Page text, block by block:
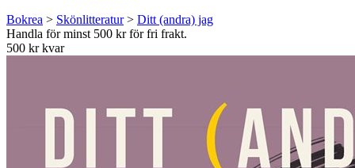
Bokrea > Skönlitteratur> Ditt (andra) jag
Handla för minst 500 kr för fri frakt.
500 kr kvar